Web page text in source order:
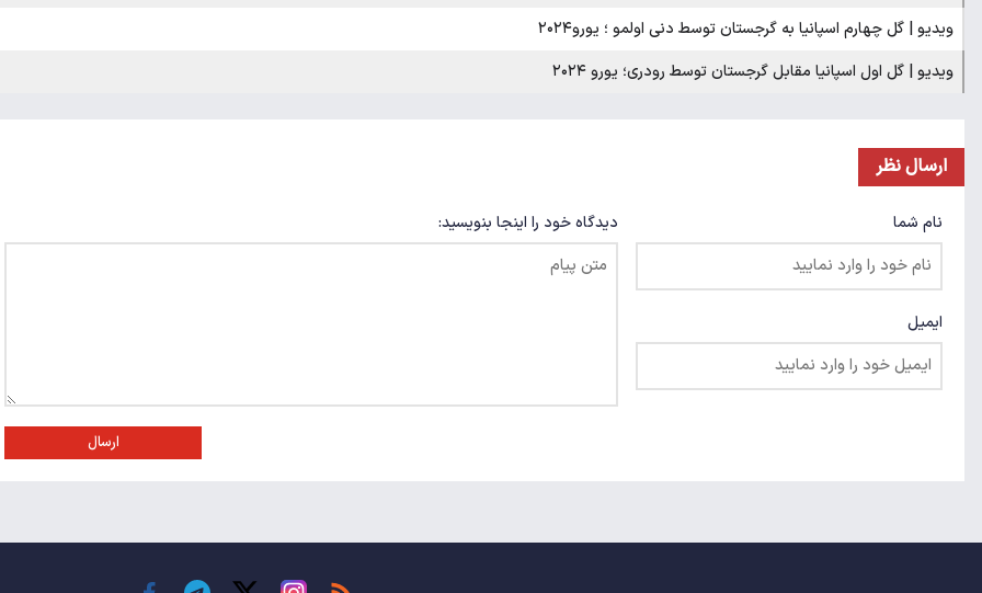
ویدیو | گل چهارم اسپانیا به گرجستان توسط دنی اولمو ؛ یورو۲۰۲۴
ویدیو | گل اول اسپانیا مقابل گرجستان توسط رودری؛ یورو ۲۰۲۴
ارسال نظر
نام شما
ایمیل
دیدگاه خود را اینجا بنویسید:
ارسال